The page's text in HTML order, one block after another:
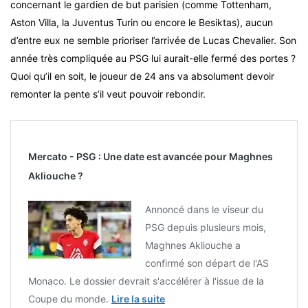
concernant le gardien de but parisien (comme Tottenham,
Aston Villa, la Juventus Turin ou encore le Besiktas), aucun
d’entre eux ne semble prioriser l’arrivée de Lucas Chevalier. Son
année très compliquée au PSG lui aurait-elle fermé des portes ?
Quoi qu’il en soit, le joueur de 24 ans va absolument devoir
remonter la pente s’il veut pouvoir rebondir.
Mercato - PSG : Une date est avancée pour Maghnes
Akliouche ?
Annoncé dans le viseur du
PSG depuis plusieurs mois,
Maghnes Akliouche a
confirmé son départ de l'AS
Monaco. Le dossier devrait s'accélérer à l'issue de la
Coupe du monde. Lire la suite